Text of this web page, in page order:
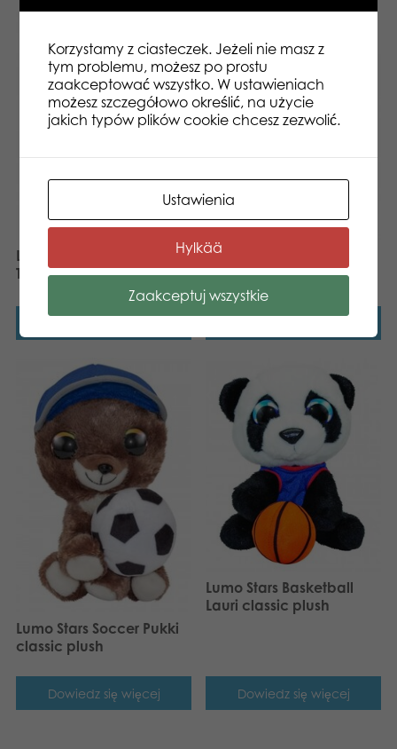
Lumo Stars Ice Hockey
Teemu classic plush
Lumo Stars Football
Camp classic plush
Lumo Stars Soccer Pukki
classic plush
Dowiedz się więcej
Lumo Stars Basketball
Lauri classic plush
Dowiedz się więcej
Korzystamy z ciasteczek. Jeżeli nie masz z
tym problemu, możesz po prostu
zaakceptować wszystko. W ustawieniach
możesz szczegółowo określić, na użycie
jakich typów plików cookie chcesz zezwolić.
Ustawienia
Hylkää
Zaakceptuj wszystkie